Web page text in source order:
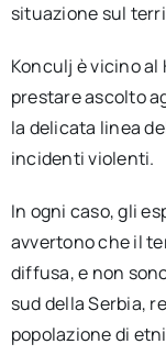
situazione sul
Konculj è vicino al
prestare ascolto
la delicata linea
incidenti violenti.
In ogni caso, gli
avvertono che il
diffusa, e non
sud della Serbia,
popolazione di